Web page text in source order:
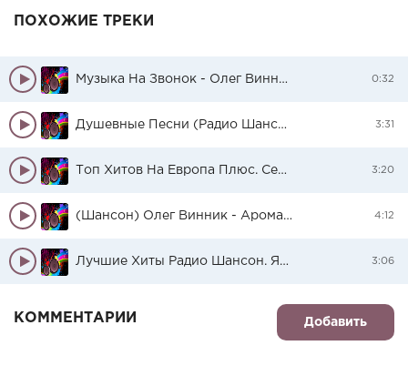
ПОХОЖИЕ ТРЕКИ
Музыка На Звонок - Олег Винник - Счастье 0:32
Душевные Песни (Радио Шансон) (2016) - Олег Винник - Разве Можно 3:31
Топ Хитов На Европа Плюс. Сентябрь 2017 - Dj Tiesto - Red Lights 3:20
(Шансон) Олег Винник - Аромат Моей Мечты - 4:12
Лучшие Хиты Радио Шансон. Январь 2017 - Олег Газманов - Мои Ясные Дни 3:06
КОММЕНТАРИИ Добавить